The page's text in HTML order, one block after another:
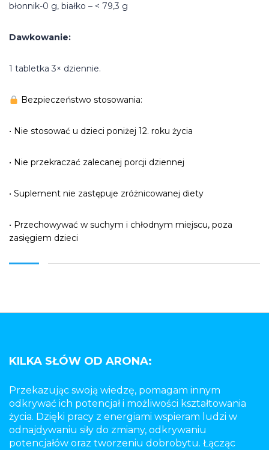
błonnik-0 g, białko – < 79,3 g
Dawkowanie:
1 tabletka 3× dziennie.
Bezpieczeństwo stosowania:
• Nie stosować u dzieci poniżej 12. roku życia
• Nie przekraczać zalecanej porcji dziennej
• Suplement nie zastępuje zróżnicowanej diety
• Przechowywać w suchym i chłodnym miejscu, poza
zasięgiem dzieci
KILKA SŁÓW OD ARONA:
Przekazując swoją wiedzę, pomagam innym
odkrywać ich potencjał i możliwości kształtowania
życia. Dzięki pracy z energiami wspieram ludzi w
odnajdywaniu siły do zmiany, odkrywaniu
potencjałów oraz tworzeniu dobrobytu. Łącząc